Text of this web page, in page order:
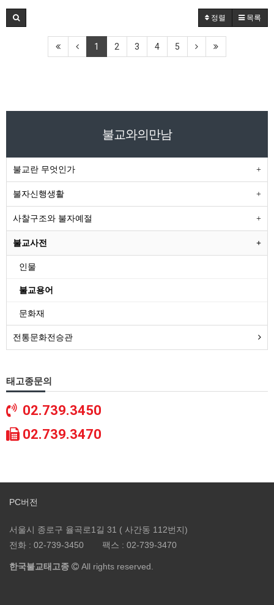
정렬 목록
1 2 3 4 5
불교와의만남
불교란 무엇인가
불자신행생활
사찰구조와 불자예절
불교사전
인물
불교용어
문화재
전통문화전승관
태고종문의
02.739.3450
02.739.3470
PC버전
서울시 종로구 율곡로1길 31 ( 사간동 112번지)
전화 : 02-739-3450 팩스 : 02-739-3470
한국불교태고종 All rights reserved.